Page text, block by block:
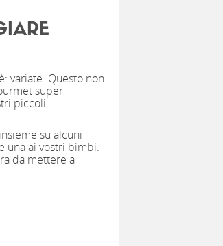
variate. Questo non
super
piccoli
su alcuni
una ai vostri bimbi.
da mettere a